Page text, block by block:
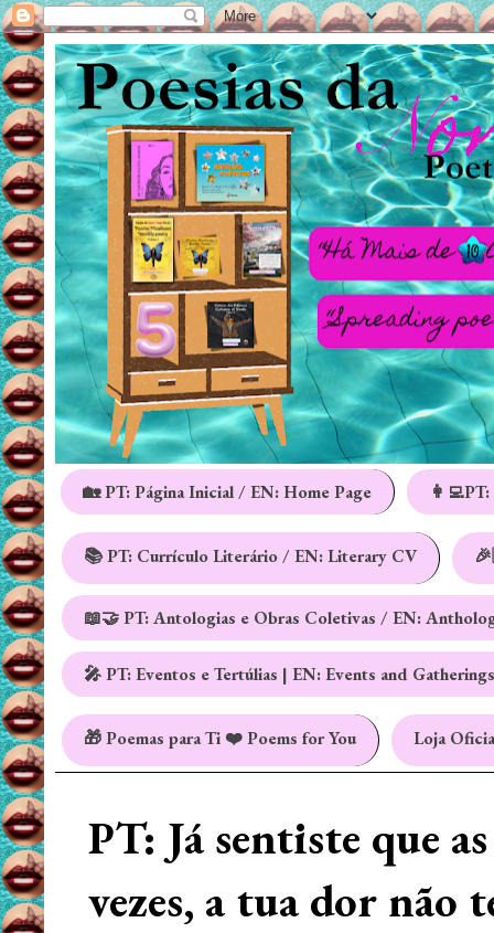
🏡 PT: Página Inicial / EN: Home Page
📚 PT: Currículo Literário / EN: Literary CV
📖🤝 PT: Antologias e Obras Coletivas / EN:
🎤 PT: Eventos e Tertúlias | EN: Events and Gatherings
🎁 Poemas para Ti ❤️ Poems for You Loja
PT: Já sentiste que
vezes, a tua dor não